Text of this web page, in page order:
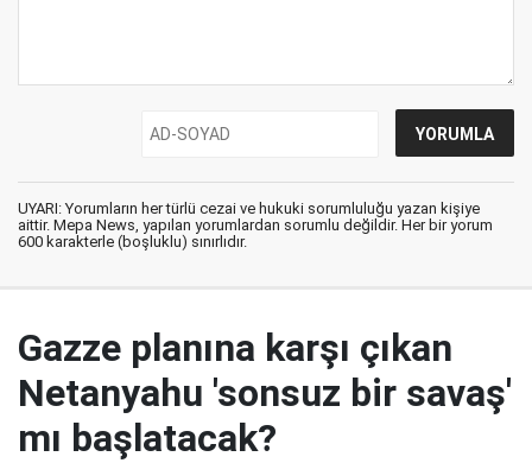
UYARI: Yorumların her türlü cezai ve hukuki sorumluluğu yazan kişiye
aittir. Mepa News, yapılan yorumlardan sorumlu değildir. Her bir yorum
600 karakterle (boşluklu) sınırlıdır.
Gazze planına karşı çıkan
Netanyahu 'sonsuz bir savaş'
mı başlatacak?